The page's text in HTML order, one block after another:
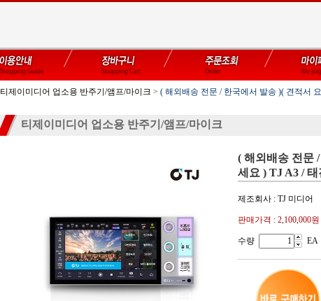
티제이미디어 업소용 반주기/앰프/마이크 > ( 해외배송 전문 / 한국에서 발송 )( 견적서
티제이미디어 업소용 반주기/앰프/마이크
( 해외배송 전문
세요 ) TJ A3 /
제조회사 : TJ 미디어
판매가격 : 2,100,000원
수량 EA